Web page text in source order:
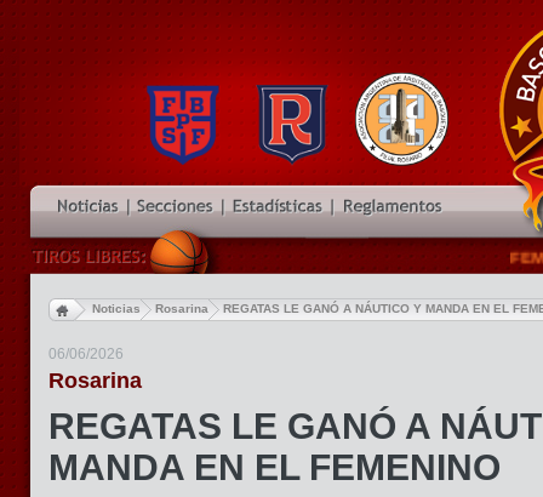
Noticias Rosarina REGATAS LE GANÓ A NÁUTICO Y MANDA EN EL
06/06/2026
Rosarina
REGATAS LE GANÓ A
MANDA EN EL FEMENINO